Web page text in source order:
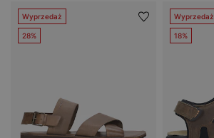
Wyprzedaż
28%
Wyprzedaż
18%